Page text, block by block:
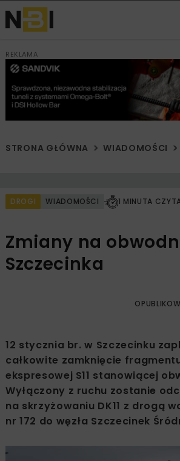
REKLAMA
STRONA GŁÓWNA WIADOMOŚCI
DROGI WIADOMOŚCI 1 MINUTA
Zmiany na
Szczecinka
12 stycznia br. w Szczecinku
całkowite zamknięcie
ekspresowej S11 stanowiącej
Wyłączony z ruchu zostanie
na skrzyżowaniu DK11 z drogą
nr 172 do węzła Szczecinek